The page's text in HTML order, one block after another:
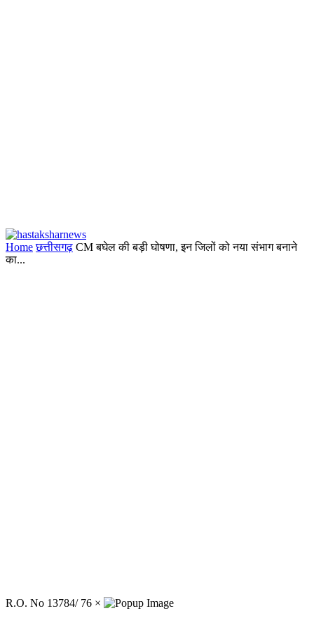
Home छत्तीसगढ़ CM बघेल की बड़ी घोषणा, इन जिलों को नया संभाग बनाने
का...
R.O. No 13784/ 76 ×